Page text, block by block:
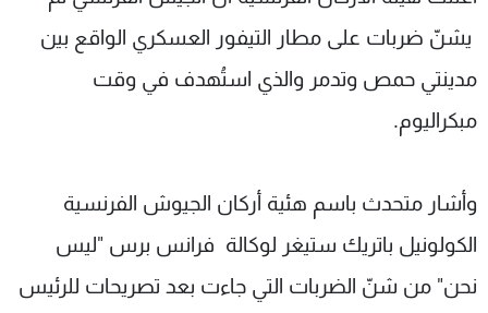
يشنّ ضربات على مطار التيفور العسكري الواقع بين
مدينتي حمص وتدمر والذي استُهدف في وقت
مبكراليوم.
وأشار متحدث باسم هئية أركان الجيوش الفرنسية
الكولونيل باتريك ستيغر لوكالة فرانس برس "ليس
نحن" من شنّ الضربات التي جاءت بعد تصريحات للرئيس
شاهد البرامج
الترددات
عن MTV
سياسة الخصوصية